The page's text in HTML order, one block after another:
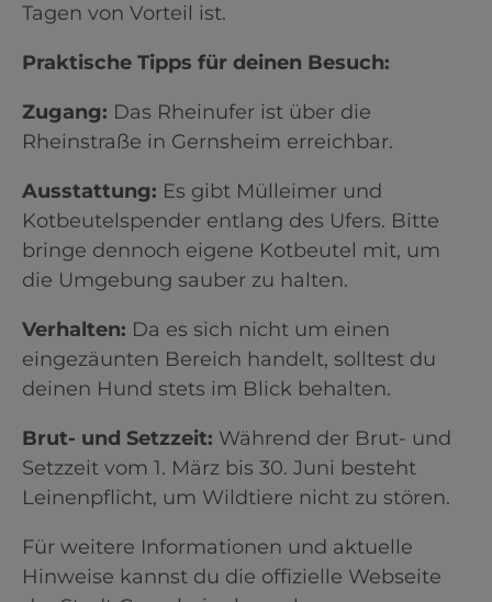
Tagen von Vorteil ist. ​
Praktische Tipps für deinen Besuch:
Zugang: Das Rheinufer ist über die
Rheinstraße in Gernsheim erreichbar.​
Ausstattung: Es gibt Mülleimer und
Kotbeutelspender entlang des Ufers. Bitte
bringe dennoch eigene Kotbeutel mit, um
die Umgebung sauber zu halten.​
Verhalten: Da es sich nicht um einen
eingezäunten Bereich handelt, solltest du
deinen Hund stets im Blick behalten.​
Brut- und Setzzeit: Während der Brut- und
Setzzeit vom 1. März bis 30. Juni besteht
Leinenpflicht, um Wildtiere nicht zu stören. ​
Für weitere Informationen und aktuelle
Hinweise kannst du die offizielle Webseite